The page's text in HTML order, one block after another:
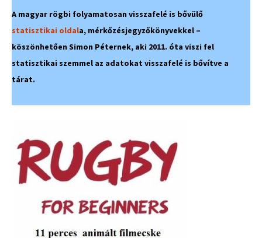
A magyar rögbi folyamatosan visszafelé is bővülő
statisztikai oldala, mérkőzésjegyzőkönyvekkel –
köszönhetően Simon Péternek, aki 2011. óta viszi fel
statisztikai szemmel az adatokat visszafelé is bővítve a
tárat.